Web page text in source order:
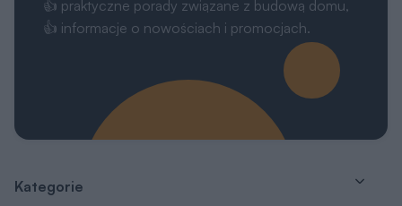
👍 praktyczne porady związane z budową domu,
👍 informacje o nowościach i promocjach.
Kategorie